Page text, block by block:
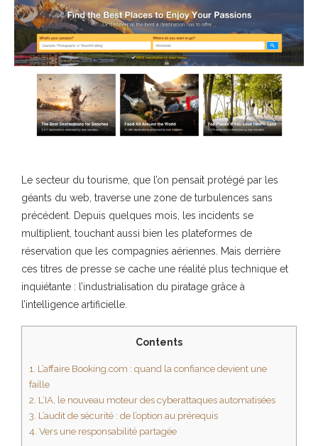
Le secteur du tourisme, que l’on pensait protégé par les
géants du web, traverse une zone de turbulences sans
précédent. Depuis quelques mois, les incidents se
multiplient, touchant aussi bien les plateformes de
réservation que les compagnies aériennes. Mais derrière
ces titres de presse se cache une réalité plus technique et
inquiétante : l’industrialisation du piratage grâce à
l’intelligence artificielle.
Contents
1. L’affaire Booking.com : quand la confiance devient une
faille
2. L’IA, le nouveau moteur des cyberattaques automatisées
3. L’audit de sécurité : de l’option au prérequis
4. Vers une responsabilité partagée